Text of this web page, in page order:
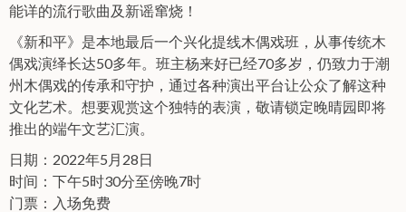
能详的流行歌曲及新谣窜烧！
《新和平》是本地最后一个兴化提线木偶戏班，从事传统木
偶戏演绎长达50多年。班主杨来好已经70多岁，仍致力于潮
州木偶戏的传承和守护，通过各种演出平台让公众了解这种
文化艺术。想要观赏这个独特的表演，敬请锁定晚晴园即将
推出的端午文艺汇演。
日期：2022年5月28日
时间：下午5时30分至傍晚7时
门票：入场免费